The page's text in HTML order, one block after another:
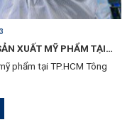
XUẤT MỸ PHẨM TẠI
phẩm tại TP.HCM Tông